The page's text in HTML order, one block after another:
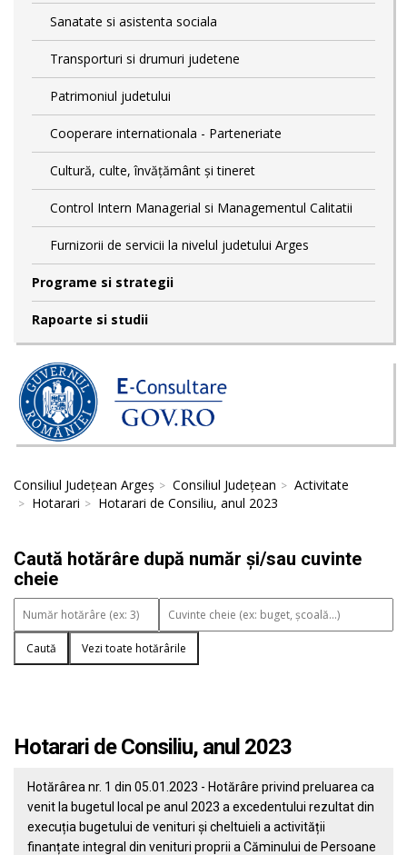
Sanatate si asistenta sociala
Transporturi si drumuri judetene
Patrimoniul judetului
Cooperare internationala - Parteneriate
Cultură, culte, învățământ și tineret
Control Intern Managerial si Managementul Calitatii
Furnizorii de servicii la nivelul judetului Arges
Programe si strategii
Rapoarte si studii
Consiliul Județean Argeș Consiliul Județean
Activitate
Hotarari
Hotarari de Consiliu, anul 2023
Caută hotărâre după număr și/sau cuvinte
cheie
Caută Vezi toate hotărârile
Hotarari de Consiliu, anul 2023
Hotărârea nr. 1 din 05.01.2023 - Hotărâre privind preluarea ca
venit la bugetul local pe anul 2023 a excedentului rezultat din
execuția bugetului de venituri și cheltuieli a activității
finanțate integral din venituri proprii a Căminului de Persoane